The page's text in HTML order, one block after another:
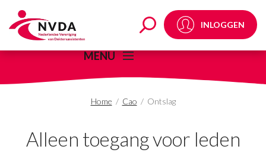
Ontslag Archieven -
INLOGGEN
MENU
Home / Cao / Ontslag
Alleen toegang voor leden